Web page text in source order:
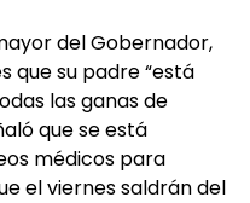
del Gobernador,
que su padre “está
las ganas de
que se está
médicos para
el viernes saldrán del